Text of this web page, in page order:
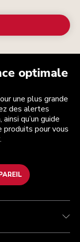
optimale
une plus grande
des alertes
qu’un guide
produits pour vous